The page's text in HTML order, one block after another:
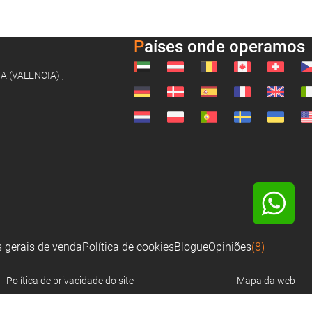
(VALENCIA) ,
Países onde operamos
gerais de vendaPolítica de cookiesBlogueOpiniões(8)
Política de privacidade do site Mapa da web